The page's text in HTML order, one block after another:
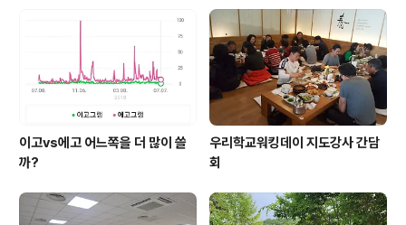
이고vs에고 어느쪽을 더 많이 쓸
까?
우리학교워킹데이 지도강사 간담
회